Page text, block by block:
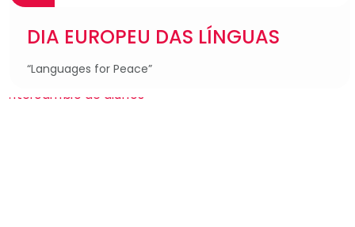
DIA EUROPEU DAS LÍNGUAS
“Languages for Peace”